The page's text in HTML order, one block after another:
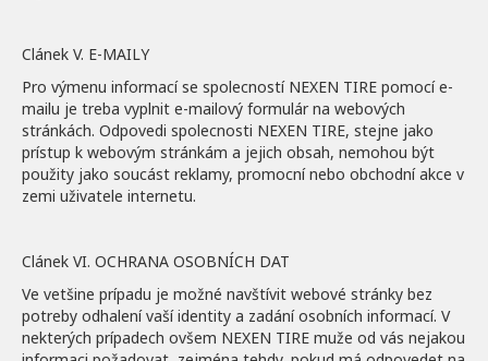
Clánek V. E-MAILY
Pro výmenu informací se spolecností NEXEN TIRE pomocí e-
mailu je treba vyplnit e-mailový formulár na webových
stránkách. Odpovedi spolecnosti NEXEN TIRE, stejne jako
prístup k webovým stránkám a jejich obsah, nemohou být
použity jako soucást reklamy, promocní nebo obchodní akce v
zemi uživatele internetu.
Clánek VI. OCHRANA OSOBNÍCH DAT
Ve vetšine prípadu je možné navštívit webové stránky bez
potreby odhalení vaší identity a zadání osobních informací. V
nekterých prípadech ovšem NEXEN TIRE muže od vás nejakou